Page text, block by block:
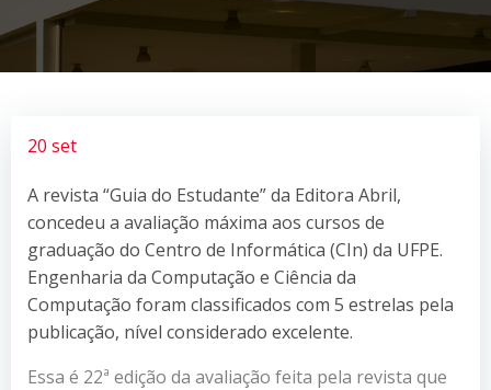
20 set
A revista “Guia do Estudante” da Editora Abril,
concedeu a avaliação máxima aos cursos de
graduação do Centro de Informática (CIn) da UFPE.
Engenharia da Computação e Ciência da
Computação foram classificados com 5 estrelas pela
publicação, nível considerado excelente.
Essa é 22ª edição da avaliação feita pela revista que